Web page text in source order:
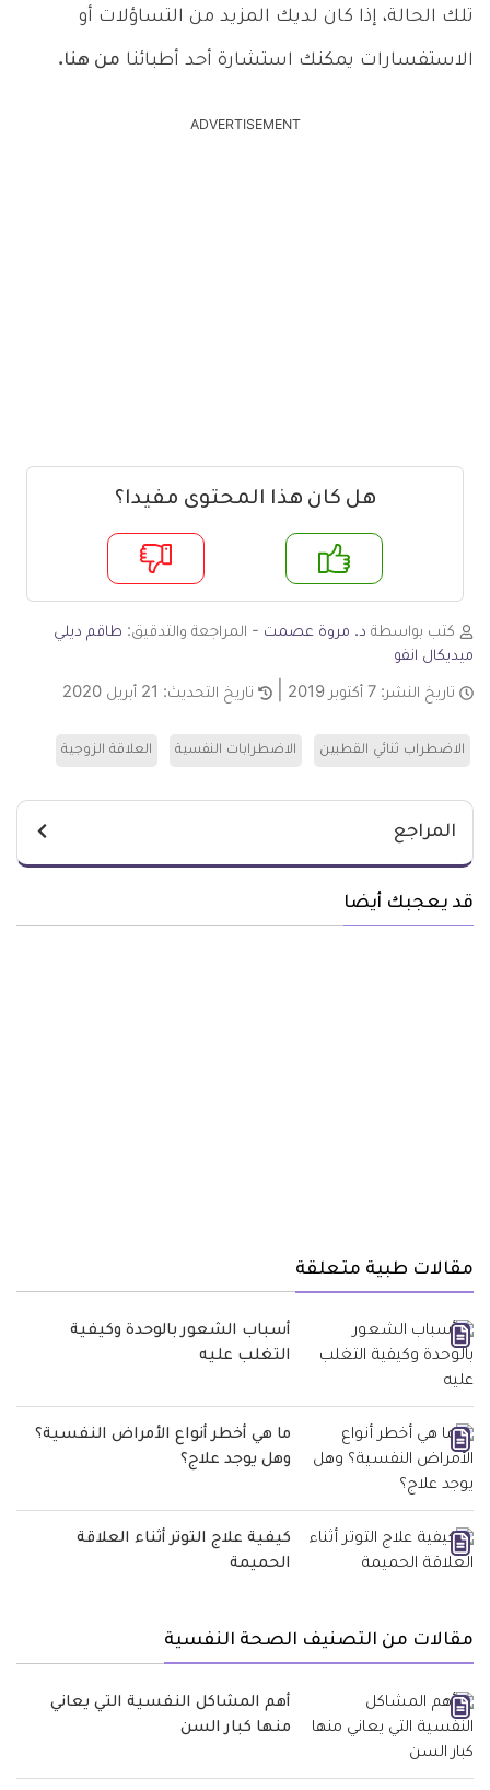
تلك الحالة، إذا كان لديك المزيد من التساؤلات أو
الاستفسارات يمكنك استشارة أحد أطبائنا من هنا.
ADVERTISEMENT
هل كان هذا المحتوى مفيدا؟
لا
كتب بواسطة د. مروة عصمت - المراجعة والتدقيق: طاقم ديلي
ميديكال انفو
تاريخ النشر: 7 أكتوبر 2019 تاريخ التحديث: 21 أبريل 2020
الاضطراب ثنائي القطبين الاضطرابات النفسية العلاقة الزوجية
المراجع
قد يعجبك أيضا
مقالات طبية متعلقة
أسباب الشعور بالوحدة وكيفية
التغلب عليه
ما هي أخطر أنواع الأمراض النفسية؟
وهل يوجد علاج؟
كيفية علاج التوتر أثناء العلاقة
الحميمة
مقالات من التصنيف الصحة النفسية
أهم المشاكل النفسية التي يعاني
منها كبار السن